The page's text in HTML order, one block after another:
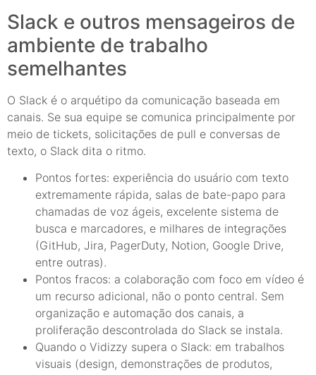
Slack e outros mensageiros de
ambiente de trabalho
semelhantes
O Slack é o arquétipo da comunicação baseada em
canais. Se sua equipe se comunica principalmente por
meio de tickets, solicitações de pull e conversas de
texto, o Slack dita o ritmo.
Pontos fortes: experiência do usuário com texto
extremamente rápida, salas de bate-papo para
chamadas de voz ágeis, excelente sistema de
busca e marcadores, e milhares de integrações
(GitHub, Jira, PagerDuty, Notion, Google Drive,
entre outras).
Pontos fracos: a colaboração com foco em vídeo é
um recurso adicional, não o ponto central. Sem
organização e automação dos canais, a
proliferação descontrolada do Slack se instala.
Quando o Vidizzy supera o Slack: em trabalhos
visuais (design, demonstrações de produtos,